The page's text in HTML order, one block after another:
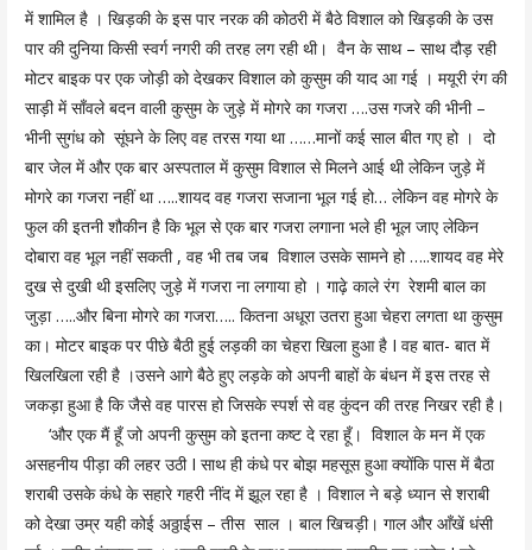
में शामिल है । खिड़की के इस पार नरक की कोठरी में बैठे विशाल को खिड़की के उस
पार की दुनिया किसी स्वर्ग नगरी की तरह लग रही थी। वैन के साथ – साथ दौड़ रही
मोटर बाइक पर एक जोड़ी को देखकर विशाल को कुसुम की याद आ गई । मयूरी रंग की
साड़ी में साँवले बदन वाली कुसुम के जुड़े में मोगरे का गजरा ….उस गजरे की भीनी –
भीनी सुगंध को सूंघने के लिए वह तरस गया था ……मानों कई साल बीत गए हो । दो
बार जेल में और एक बार अस्पताल में कुसुम विशाल से मिलने आई थी लेकिन जुड़े में
मोगरे का गजरा नहीं था …..शायद वह गजरा सजाना भूल गई हो… लेकिन वह मोगरे के
फुल की इतनी शौकीन है कि भूल से एक बार गजरा लगाना भले ही भूल जाए लेकिन
दोबारा वह भूल नहीं सकती , वह भी तब जब विशाल उसके सामने हो …..शायद वह मेरे
दुख से दुखी थी इसलिए जुड़े में गजरा ना लगाया हो । गाढ़े काले रंग रेशमी बाल का
जुड़ा …..और बिना मोगरे का गजरा….. कितना अधूरा उतरा हुआ चेहरा लगता था कुसुम
का। मोटर बाइक पर पीछे बैठी हुई लड़की का चेहरा खिला हुआ है I वह बात- बात में
खिलखिला रही है ।उसने आगे बैठे हुए लड़के को अपनी बाहों के बंधन में इस तरह से
जकड़ा हुआ है कि जैसे वह पारस हो जिसके स्पर्श से वह कुंदन की तरह निखर रही है।
‘और एक मैं हूँ जो अपनी कुसुम को इतना कष्ट दे रहा हूँ। विशाल के मन में एक
असहनीय पीड़ा की लहर उठी I साथ ही कंधे पर बोझ महसूस हुआ क्योंकि पास में बैठा
शराबी उसके कंधे के सहारे गहरी नींद में झूल रहा है । विशाल ने बड़े ध्यान से शराबी
को देखा उम्र यही कोई अठ्ठाईस – तीस साल । बाल खिचड़ी। गाल और आँखें धंसी